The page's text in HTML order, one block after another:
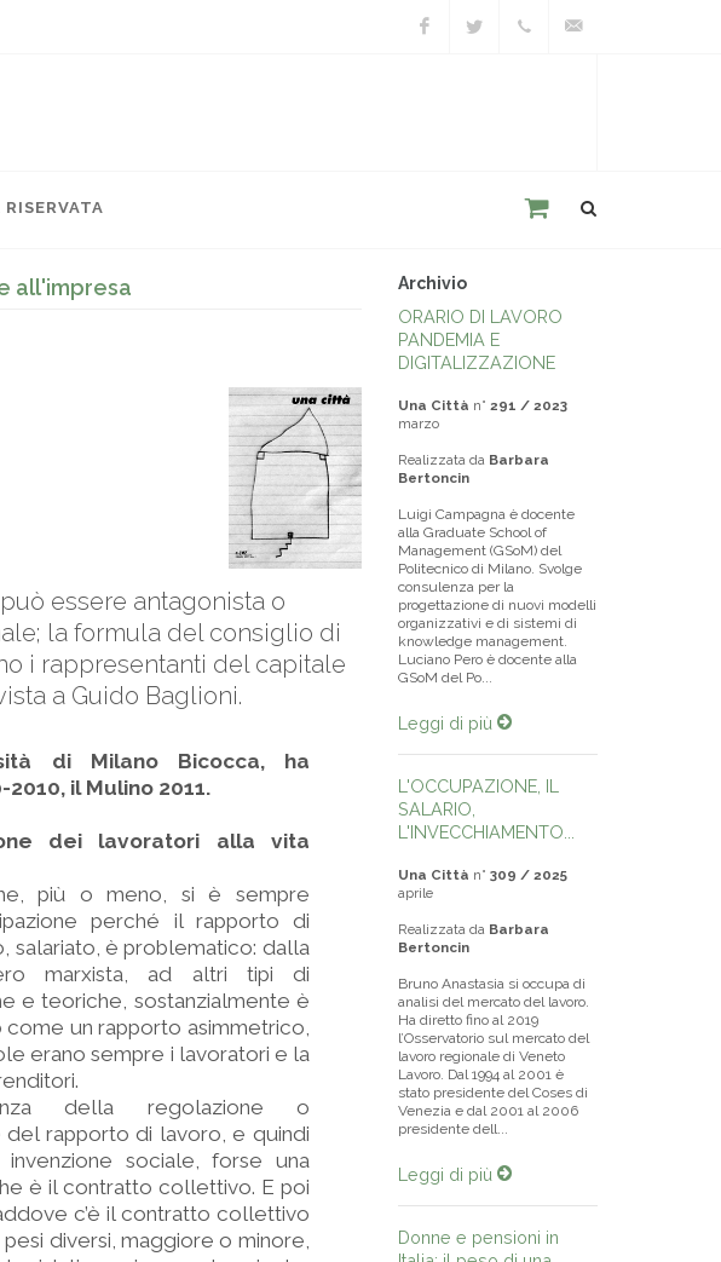
RISERVATA
all'impresa
essere antagonista o
la formula del consiglio di
i rappresentanti del capitale
a Guido Baglioni.
di Milano Bicocca, ha
il Mulino 2011.
dei lavoratori alla vita
più o meno, si è sempre
perché il rapporto di
salariato, è problematico: dalla
marxista, ad altri tipi di
e teoriche, sostanzialmente è
un rapporto asimmetrico,
erano sempre i lavoratori e la
della regolazione o
rapporto di lavoro, e quindi
sociale, forse una
è il contratto collettivo. E poi
c’è il contratto collettivo
diversi, maggiore o minore,
Archivio
ORARIO DI LAVORO
PANDEMIA E
DIGITALIZZAZIONE
Una Città n° 291 / 2023
marzo
Realizzata da Barbara
Bertoncin
Luigi Campagna è docente
alla Graduate School of
Management (GSoM) del
Politecnico di Milano. Svolge
consulenza per la
progettazione di nuovi modelli
organizzativi e di sistemi di
knowledge management.
Luciano Pero è docente alla
GSoM del Po...
Leggi di più
L'OCCUPAZIONE, IL
SALARIO,
L'INVECCHIAMENTO...
Una Città n° 309 / 2025
aprile
Realizzata da Barbara
Bertoncin
Bruno Anastasia si occupa di
analisi del mercato del lavoro.
Ha diretto fino al 2019
l’Osservatorio sul mercato del
lavoro regionale di Veneto
Lavoro. Dal 1994 al 2001 è
stato presidente del Coses di
Venezia e dal 2001 al 2006
presidente dell...
Leggi di più
Donne e pensioni in